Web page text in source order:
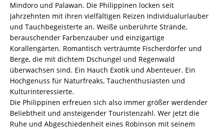
Mindoro und Palawan. Die Philippinen locken seit
Jahrzehnten mit ihren vielfältigen Reizen Individualurlauber
und Tauchbegeisterte an. Weiße unberührte Strände,
berauschender Farbenzauber und einzigartige
Korallengärten. Romantisch verträumte Fischerdörfer und
Berge, die mit dichtem Dschungel und Regenwald
überwachsen sind. Ein Hauch Exotik und Abenteuer. Ein
Hochgenuss für Naturfreaks, Tauchenthusiasten und
Kulturinteressierte.
Die Philippinen erfreuen sich also immer größer werdender
Beliebtheit und ansteigender Touristenzahl. Wer jetzt die
Ruhe und Abgeschiedenheit eines Robinson mit seinem